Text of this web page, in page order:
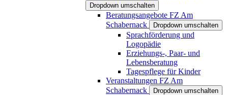
Dropdown umschalten
Beratungsangebote FZ Am
Schabernack
Dropdown umschalten
Sprachförderung und
Logopädie
Erziehungs-, Paar- und
Lebensberatung
Tagespflege für Kinder
Veranstaltungen FZ Am
Schabernack
Dropdown umschalten